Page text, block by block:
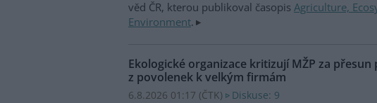
věd ČR, kterou publikoval časopis Agriculture,
Environment.
Ekologické organizace kritizují MŽP za přesun
z povolenek k velkým firmám
6.8.2026 01:17 (ČTK) Diskuse: 9